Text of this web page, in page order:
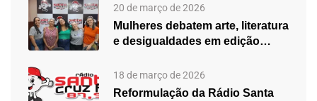
20 de março de 2026
Mulheres debatem arte, literatura
e desigualdades em edição
18 de março de 2026
Reformulação da Rádio Santa